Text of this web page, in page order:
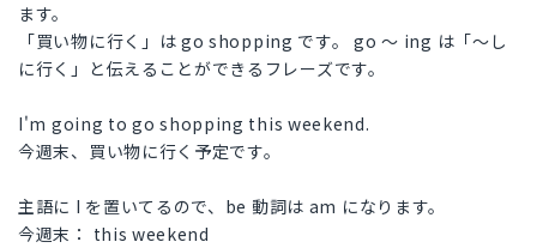
ます。
「買い物に行く」は go shopping です。 go ～ ing は「～し
に行く」と伝えることができるフレーズです。
I'm going to go shopping this weekend.
今週末、買い物に行く予定です。
主語に I を置いてるので、be 動詞は am になります。
今週末： this weekend